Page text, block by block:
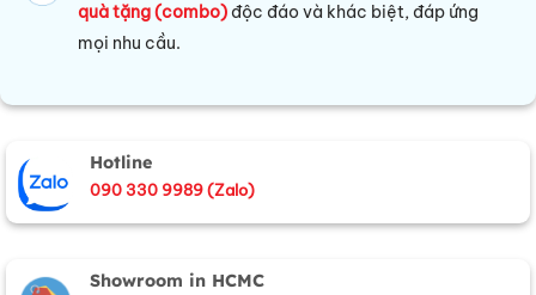
quà tặng (combo) độc đáo và khác biệt, đáp ứng
mọi nhu cầu.
Hotline
090 330 9989 (Zalo)
Showroom in HCMC